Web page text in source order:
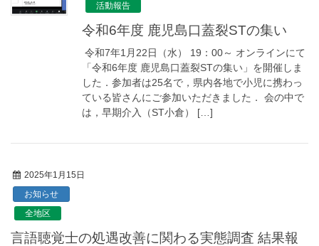
活動報告
令和6年度 鹿児島口蓋裂STの集い
令和7年1月22日（水） 19：00～ オンラインにて
「令和6年度 鹿児島口蓋裂STの集い」を開催しま
した．参加者は25名で，県内各地で小児に携わっ
ている皆さんにご参加いただきました． 会の中で
は，早期介入（ST小倉） […]
2025年1月15日
お知らせ
全地区
言語聴覚士の処遇改善に関わる実態調査 結果報